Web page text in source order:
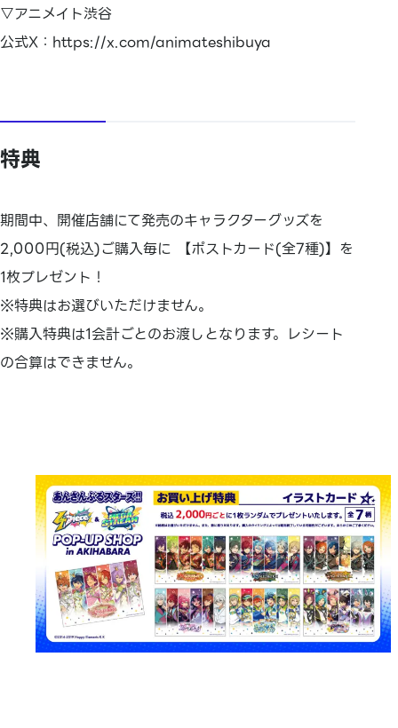
▽アニメイト渋谷
公式X：https://x.com/animateshibuya
特典
期間中、開催店舗にて発売のキャラクターグッズを
2,000円(税込)ご購入毎に 【ポストカード(全7種)】を
1枚プレゼント！
※特典はお選びいただけません。
※購入特典は1会計ごとのお渡しとなります。レシート
の合算はできません。